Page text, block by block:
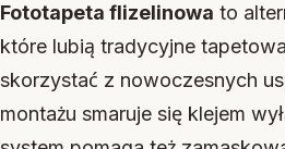
Fototapeta flizelinowa to
które lubią tradycyjne
skorzystać z nowoczesnych
montażu smaruje się klejem